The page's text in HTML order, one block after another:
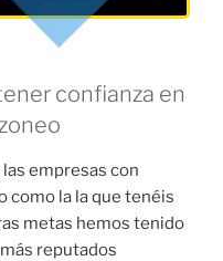
confianza en
empresas con
como la la que tenéis
metas hemos tenido
reputados